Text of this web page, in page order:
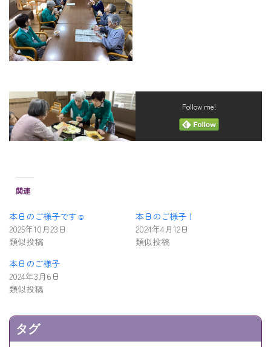
Follow me!
関連
本日のご様子です☺️
2025年10月23日
類似投稿
本日のご様子！
2024年4月12日
類似投稿
本日のご様子
2024年3月6日
類似投稿
タグ